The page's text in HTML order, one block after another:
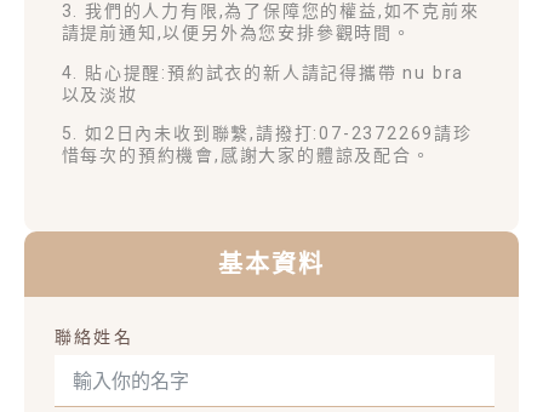
3. 我們的人力有限,為了保障您的權益,如不克前來
請提前通知,以便另外為您安排參觀時間。
4. 貼心提醒:預約試衣的新人請記得攜帶 nu bra
以及淡妝
5. 如2日內未收到聯繫,請撥打:07-2372269請珍
惜每次的預約機會,感謝大家的體諒及配合。
基本資料
聯絡姓名